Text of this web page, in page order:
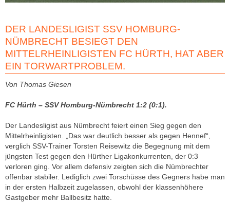
DER LANDESLIGIST SSV HOMBURG-
NÜMBRECHT BESIEGT DEN
MITTELRHEINLIGISTEN FC HÜRTH, HAT ABER
EIN TORWARTPROBLEM.
Von Thomas Giesen
FC Hürth – SSV Homburg-Nümbrecht 1:2 (0:1).
Der Landesligist aus Nümbrecht feiert einen Sieg gegen den
Mittelrheinligisten. „Das war deutlich besser als gegen Hennef“,
verglich SSV-Trainer Torsten Reisewitz die Begegnung mit dem
jüngsten Test gegen den Hürther Ligakonkurrenten, der 0:3
verloren ging. Vor allem defensiv zeigten sich die Nümbrechter
offenbar stabiler. Lediglich zwei Torschüsse des Gegners habe man
in der ersten Halbzeit zugelassen, obwohl der klassenhöhere
Gastgeber mehr Ballbesitz hatte.